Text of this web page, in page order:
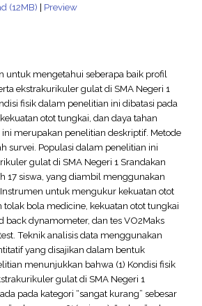
(12MB) | Preview
untuk mengetahui seberapa baik profil
ekstrakurikuler gulat di SMA Negeri 1
fisik dalam penelitian ini dibatasi pada
otot tungkai, dan daya tahan
ini merupakan penelitian deskriptif. Metode
survei. Populasi dalam penelitian ini
gulat di SMA Negeri 1 Srandakan
17 siswa, yang diambil menggunakan
untuk mengukur kekuatan otot
bola medicine, kekuatan otot tungkai
back dynamometer, dan tes VO2Maks
Teknik analisis data menggunakan
yang disajikan dalam bentuk
menunjukkan bahwa (1) Kondisi fisik
gulat di SMA Negeri 1
pada kategori “sangat kurang” sebesar